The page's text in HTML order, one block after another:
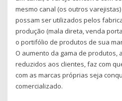
mesmo canal (os outros
possam ser utilizados pelos
produção (mala direta, venda
o portifólio de produtos de sua
O aumento da gama de produtos,
reduzidos aos clientes, faz com
com as marcas próprias seja
comercializado.